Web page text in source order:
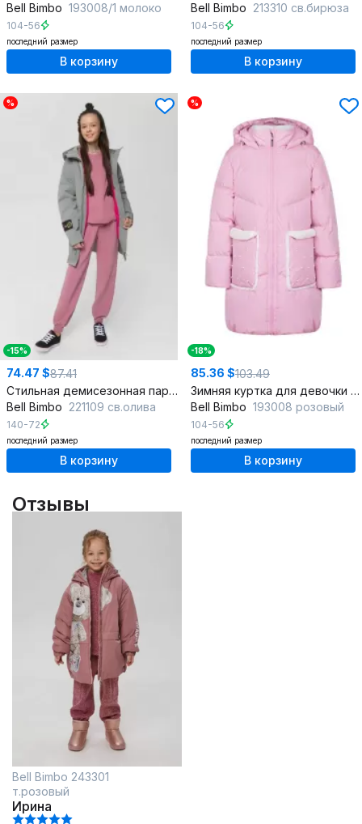
Bell Bimbo 193008/1 молоко
104-56
последний размер
В корзину
Bell Bimbo 213310 св.бирюза
104-56
последний размер
В корзину
%
-15%
74.47 $87.41
Стильная демисезонная парка из текстиля с утеплителем
Bell Bimbo 221109 св.олива
140-72
последний размер
В корзину
%
-18%
85.36 $103.49
Зимняя куртка для девочки с плащевой тканью и утеплителем
Bell Bimbo 193008 розовый
104-56
последний размер
В корзину
Отзывы
Bell Bimbo 243301
т.розовый
Ирина